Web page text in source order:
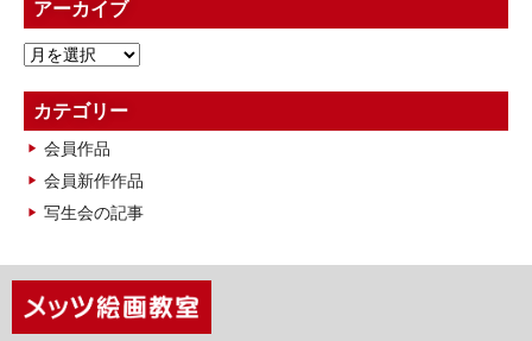
アーカイブ
ア
カ
イ
ブ
カテゴリー
会員作品
会員新作作品
写生会の記事